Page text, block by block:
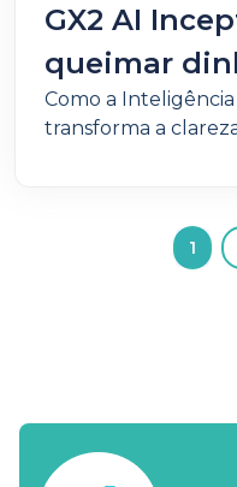
GX2 AI
queimar
requisitos
Como a
transforma a
1